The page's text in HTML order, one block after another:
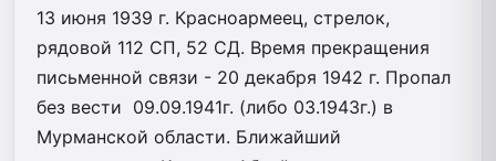
13 июня 1939 г. Красноармеец, стрелок,
рядовой 112 СП, 52 СД. Время прекращения
письменной связи - 20 декабря 1942 г. Пропал
без вести 09.09.1941г. (либо 03.1943г.) в
Мурманской области. Ближайший